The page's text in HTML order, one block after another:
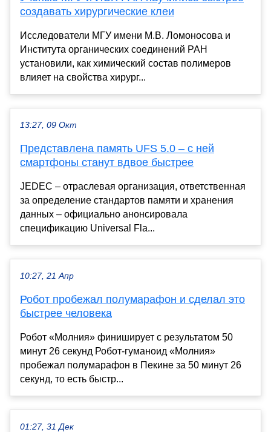
создавать хирургические клеи
Исследователи МГУ имени М.В. Ломоносова и
Института органических соединений РАН
установили, как химический состав полимеров
влияет на свойства хирург...
13:27, 09 Окт
Представлена память UFS 5.0 – с ней
смартфоны станут вдвое быстрее
JEDEC – отраслевая организация, ответственная
за определение стандартов памяти и хранения
данных – официально анонсировала
спецификацию Universal Fla...
10:27, 21 Апр
Робот пробежал полумарафон и сделал это
быстрее человека
Робот «Молния» финиширует с результатом 50
минут 26 секунд Робот-гуманоид «Молния»
пробежал полумарафон в Пекине за 50 минут 26
секунд, то есть быстр...
01:27, 31 Дек